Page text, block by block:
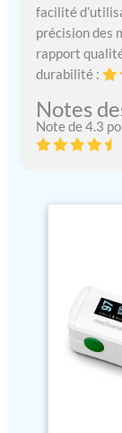
facilité
précision des
rapport
durabilité :
Notes
Note de 4.3